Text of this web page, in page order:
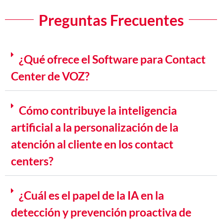
Preguntas Frecuentes
¿Qué ofrece el Software para Contact
Center de VOZ?
Cómo contribuye la inteligencia
artificial a la personalización de la
atención al cliente en los contact
centers?
¿Cuál es el papel de la IA en la
detección y prevención proactiva de